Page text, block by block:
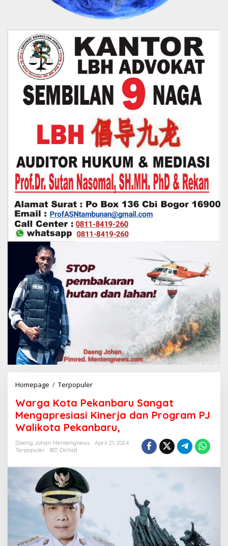
Homepage / Terpopuler
r
g
a
K
o
P
a
r
u
Warga Kota Pekanbaru Sangat
Mengapresiasi Kinerja dan Program PJ
Walikota Pekanbaru,
Daeng Johan Mentengnews
April 21, 2024
Terpopuler
807 Dilihat